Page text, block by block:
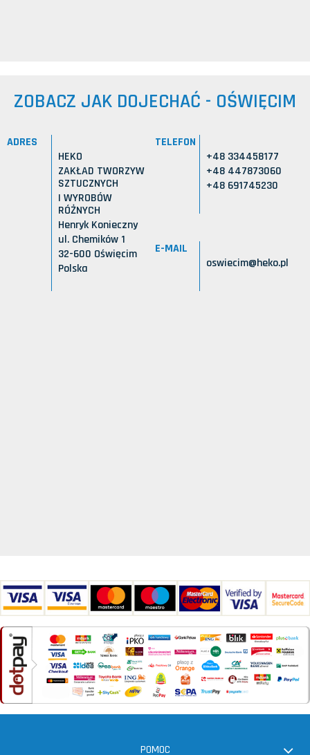
ZOBACZ JAK DOJECHAĆ - OŚWIĘCIM
ADRES
HEKO
ZAKŁAD TWORZYW
SZTUCZNYCH
I WYROBÓW
RÓŻNYCH
Henryk Konieczny
ul. Chemików 1
32-600 Oświęcim
Polska
TELEFON
+48 334458177
+48 447873060
+48 691745230
E-MAIL
oswiecim@heko.pl
POMOC